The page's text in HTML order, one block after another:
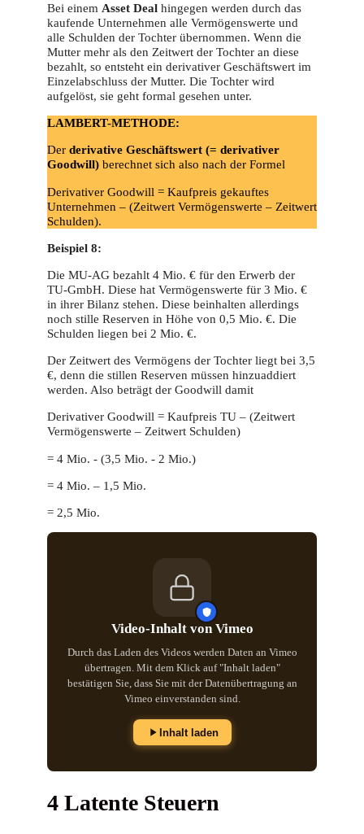
Bei einem Asset Deal hingegen werden durch das
kaufende Unternehmen alle Vermögenswerte und
alle Schulden der Tochter übernommen. Wenn die
Mutter mehr als den Zeitwert der Tochter an diese
bezahlt, so entsteht ein derivativer Geschäftswert im
Einzelabschluss der Mutter. Die Tochter wird
aufgelöst, sie geht formal gesehen unter.
LAMBERT-METHODE:
Der derivative Geschäftswert (= derivativer
Goodwill) berechnet sich also nach der Formel
Derivativer Goodwill = Kaufpreis gekauftes
Unternehmen – (Zeitwert Vermögenswerte – Zeitwert
Schulden).
Beispiel 8:
Die MU-AG bezahlt 4 Mio. € für den Erwerb der
TU-GmbH. Diese hat Vermögenswerte für 3 Mio. €
in ihrer Bilanz stehen. Diese beinhalten allerdings
noch stille Reserven in Höhe von 0,5 Mio. €. Die
Schulden liegen bei 2 Mio. €.
Der Zeitwert des Vermögens der Tochter liegt bei 3,5
€, denn die stillen Reserven müssen hinzuaddiert
werden. Also beträgt der Goodwill damit
Derivativer Goodwill = Kaufpreis TU – (Zeitwert
Vermögenswerte – Zeitwert Schulden)
= 4 Mio. - (3,5 Mio. - 2 Mio.)
= 4 Mio. – 1,5 Mio.
= 2,5 Mio.
Video-Inhalt von Vimeo
Durch das Laden des Videos werden Daten an Vimeo
übertragen. Mit dem Klick auf "Inhalt laden"
bestätigen Sie, dass Sie mit der Datenübertragung an
Vimeo einverstanden sind.
Inhalt laden
4 Latente Steuern